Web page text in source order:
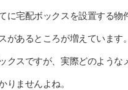
に宅配ボックスを設置する物
があるところが増えています。
クスですが、実際どのような
りませんよね。